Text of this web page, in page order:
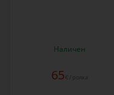
Наличен
65 € / ролка